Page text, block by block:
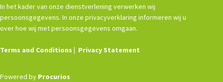
In het kader van onze dienstverlening verwerken wij
persoonsgegevens. In onze privacyverklaring informeren wij u
over hoe wij met persoonsgegevens omgaan.
Terms and Conditions Privacy Statement
Powered by Procurios